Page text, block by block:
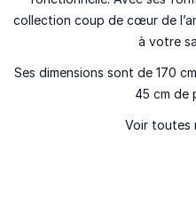
collection coup de cœur de
à votre
Ses dimensions sont de 170
45 cm de
Voir toutes